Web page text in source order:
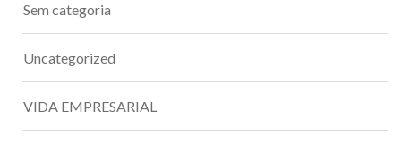
Sem categoria
Uncategorized
VIDA EMPRESARIAL